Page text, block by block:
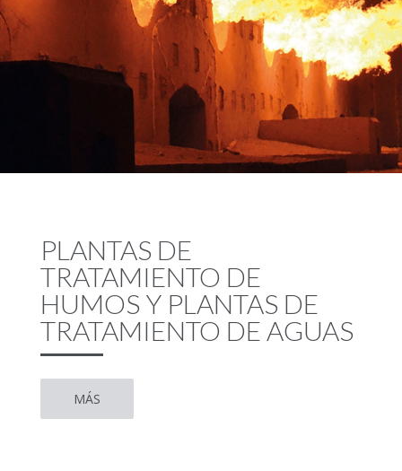
PLANTAS DE
TRATAMIENTO DE
HUMOS Y PLANTAS DE
TRATAMIENTO DE AGUAS
MÁS